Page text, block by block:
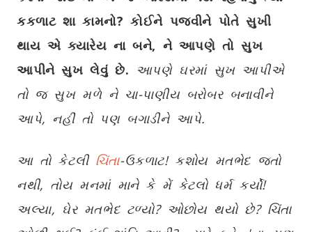
કકળાટ શા કામનો? કોઈને પજવીને પોતે સુખી
થાય એ ક્યારેય ના બને, ને આપણે તો સુખ
આપીને સુખ લેવું છે. આપણે ઘરમાં સુખ આપીએ
તો જ સુખ મળે ને ચા-પાણીય બરોબર બનાવીને
આપે, નહીં તો પણ બગાડીને આપે.
આ તો કેટલી ચિંતા-ઉકળાટ! કશોય મતભેદ જતો
નથી, તોય મનમાં માને કે મેં કેટલો ધર્મ કર્યો!
અલ્યા, ઘેર મતભેદ ટળ્યો? ઓછોય થયો છે? ચિંતા